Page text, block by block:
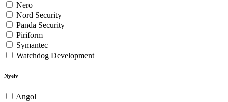
Nero
Nord Security
Panda Security
Piriform
Symantec
Watchdog Development
Nyelv
Angol